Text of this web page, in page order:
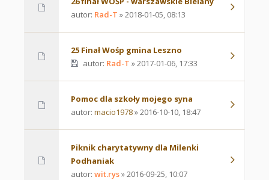
autor: Rad-T » 2018-01-05, 08:13
25 Finał Wośp gmina Leszno
autor: Rad-T » 2017-01-06, 17:33
Pomoc dla szkoły mojego syna
autor: macio1978» 2016-10-10, 18:47
Piknik charytatywny dla Milenki
Podhaniak
autor: wit.rys» 2016-09-25, 10:07